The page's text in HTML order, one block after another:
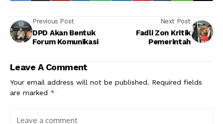
Previous Post
DPD Akan Bentuk
Forum Komunikasi
Next Post
Fadli Zon Kritik
Pemerintah
Leave A Comment
Your email address will not be published. Required fields
are marked *